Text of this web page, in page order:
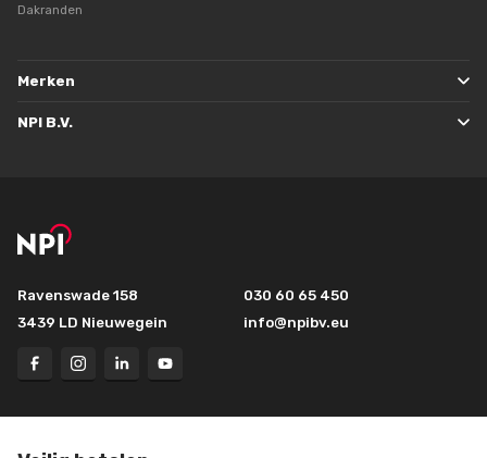
Dakranden
Merken
NPI B.V.
Ravenswade 158
030 60 65 450
3439 LD Nieuwegein
info@npibv.eu